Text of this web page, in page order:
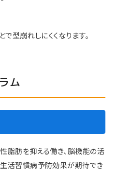
型崩れしにくくなります。
ム
脂肪を抑える働き、脳機能の活
活習慣病予防効果が期待でき